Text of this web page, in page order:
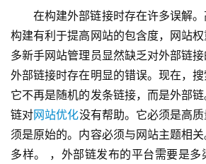
在构建外部链接时存在许多误解
构建有利于提高网站的包含度，网站
多新手网站管理员显然缺乏对外部链
外部链接时存在明显的错误。现在，搜
它不再是随机的发条链接，而是外部
链对网站优化没有帮助。它必须是高
须是原始的。内容必须与网站主题相
多样。 ，外部链发布的平台需要是